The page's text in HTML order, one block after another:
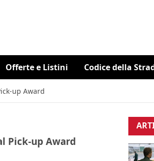
Offerte e Listini Codice della
up Award
Pick-up Award